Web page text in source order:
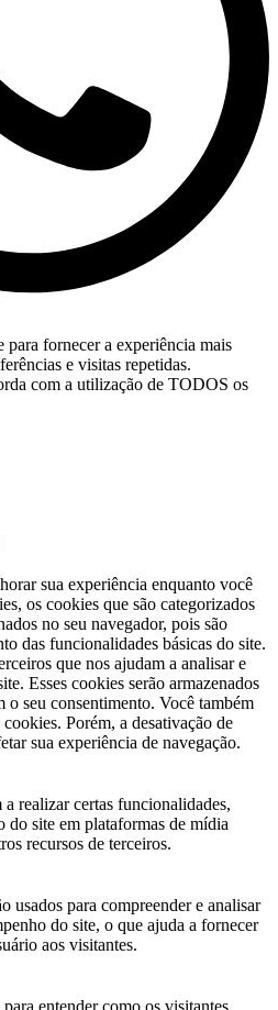
para fornecer a experiência mais
e visitas repetidas.
com a utilização de TODOS os
sua experiência enquanto você
os cookies que são categorizados
no seu navegador, pois são
das funcionalidades básicas do site.
que nos ajudam a analisar e
Esses cookies serão armazenados
o seu consentimento. Você também
Porém, a desativação de
sua experiência de navegação.
realizar certas funcionalidades,
site em plataformas de mídia
recursos de terceiros.
usados ​​para compreender e analisar
do site, o que ajuda a fornecer
aos visitantes.
entender como os visitantes